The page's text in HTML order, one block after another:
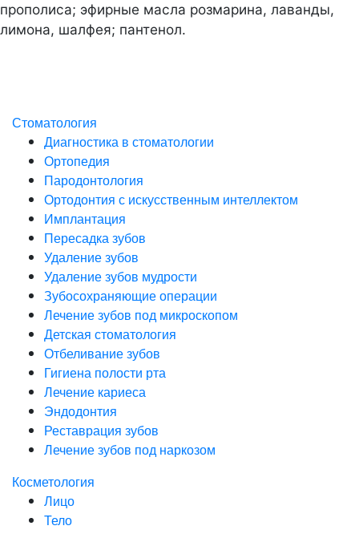
прополиса; эфирные масла розмарина, лаванды,
лимона, шалфея; пантенол.
Стоматология
Диагностика в стоматологии
Ортопедия
Пародонтология
Ортодонтия с искусственным интеллектом
Имплантация
Пересадка зубов
Удаление зубов
Удаление зубов мудрости
Зубосохраняющие операции
Лечение зубов под микроскопом
Детская стоматология
Отбеливание зубов
Гигиена полости рта
Лечение кариеса
Эндодонтия
Реставрация зубов
Лечение зубов под наркозом
Косметология
Лицо
Тело